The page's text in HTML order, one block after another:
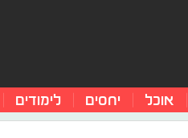
אוכל יחסים לימודים